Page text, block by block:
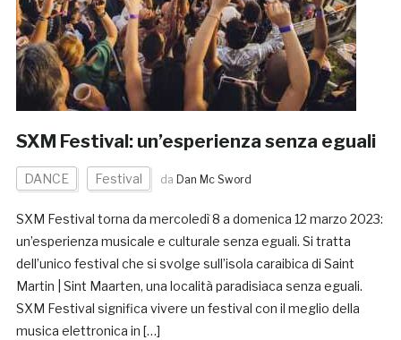
SXM Festival: un’esperienza senza eguali
DANCE Festival da Dan Mc Sword
SXM Festival torna da mercoledì 8 a domenica 12 marzo 2023:
un’esperienza musicale e culturale senza eguali. Si tratta
dell’unico festival che si svolge sull’isola caraibica di Saint
Martin | Sint Maarten, una località paradisiaca senza eguali.
SXM Festival significa vivere un festival con il meglio della
musica elettronica in […]